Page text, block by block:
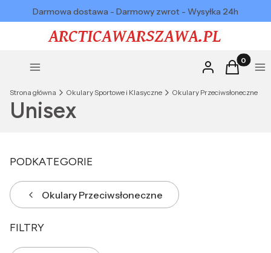
Darmowa dostawa - Darmowy zwrot - Wysyłka 24h
Menu Zaloguj sięProdukty
Koszyk
Strona główna Okulary Sportowe i Klasyczne Okulary Przeciwsłoneczne
Unisex
PODKATEGORIE
Okulary Przeciwsłoneczne
FILTRY